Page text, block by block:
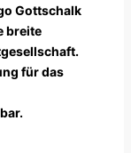
Gottschalk
breite
für das